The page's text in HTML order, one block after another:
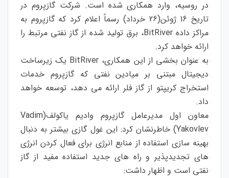
در روسیه، وارد همکاری شده است. شرکت گازپروم در
تاریخ 16 ژوئن(26 خرداد) رسماً اعلام کرد که گازپروم به
مراکز داده BitRiver، برق تولید شده از گاز نفتی مرتبط را
ارائه خواهد کرد.
به عنوان بخشی از این همکاری، BitRiver یک زیرساخت
دیجیتال مبتنی بر میادین نفتی که گازپروم خدمات
استخراج کریپتو از گاز فلر ارائه می دهد، توسعه خواهد
داد.
معاون اول مدیرعامل گازپروم وادیم یاکولف(Vadim
Yakovlev) خاطرنشان کرد: این غول گازی بیشتر به دنبال
بهینه سازی استفاده از منابع انرژی برای فعال کردن انرژی
های تجدیدپذیر و راه های جدید استفاده مفید از گاز
نفتی است و اظهار داشت: